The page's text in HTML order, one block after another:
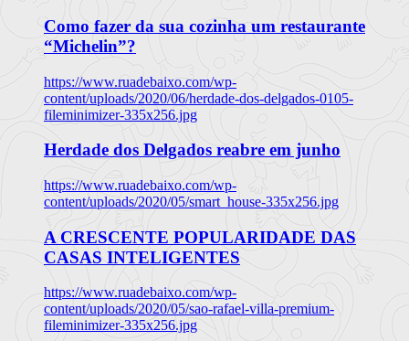
Como fazer da sua cozinha um restaurante
“Michelin”?
https://www.ruadebaixo.com/wp-
content/uploads/2020/06/herdade-dos-delgados-0105-
fileminimizer-335x256.jpg
Herdade dos Delgados reabre em junho
https://www.ruadebaixo.com/wp-
content/uploads/2020/05/smart_house-335x256.jpg
A CRESCENTE POPULARIDADE DAS
CASAS INTELIGENTES
https://www.ruadebaixo.com/wp-
content/uploads/2020/05/sao-rafael-villa-premium-
fileminimizer-335x256.jpg